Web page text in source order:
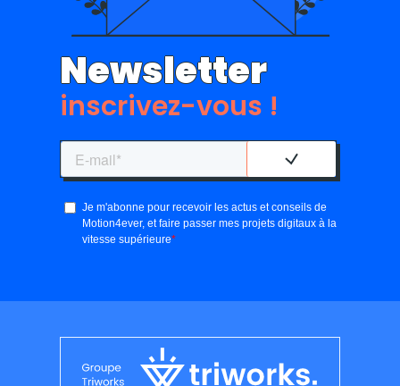
Newsletter
inscrivez-vous !